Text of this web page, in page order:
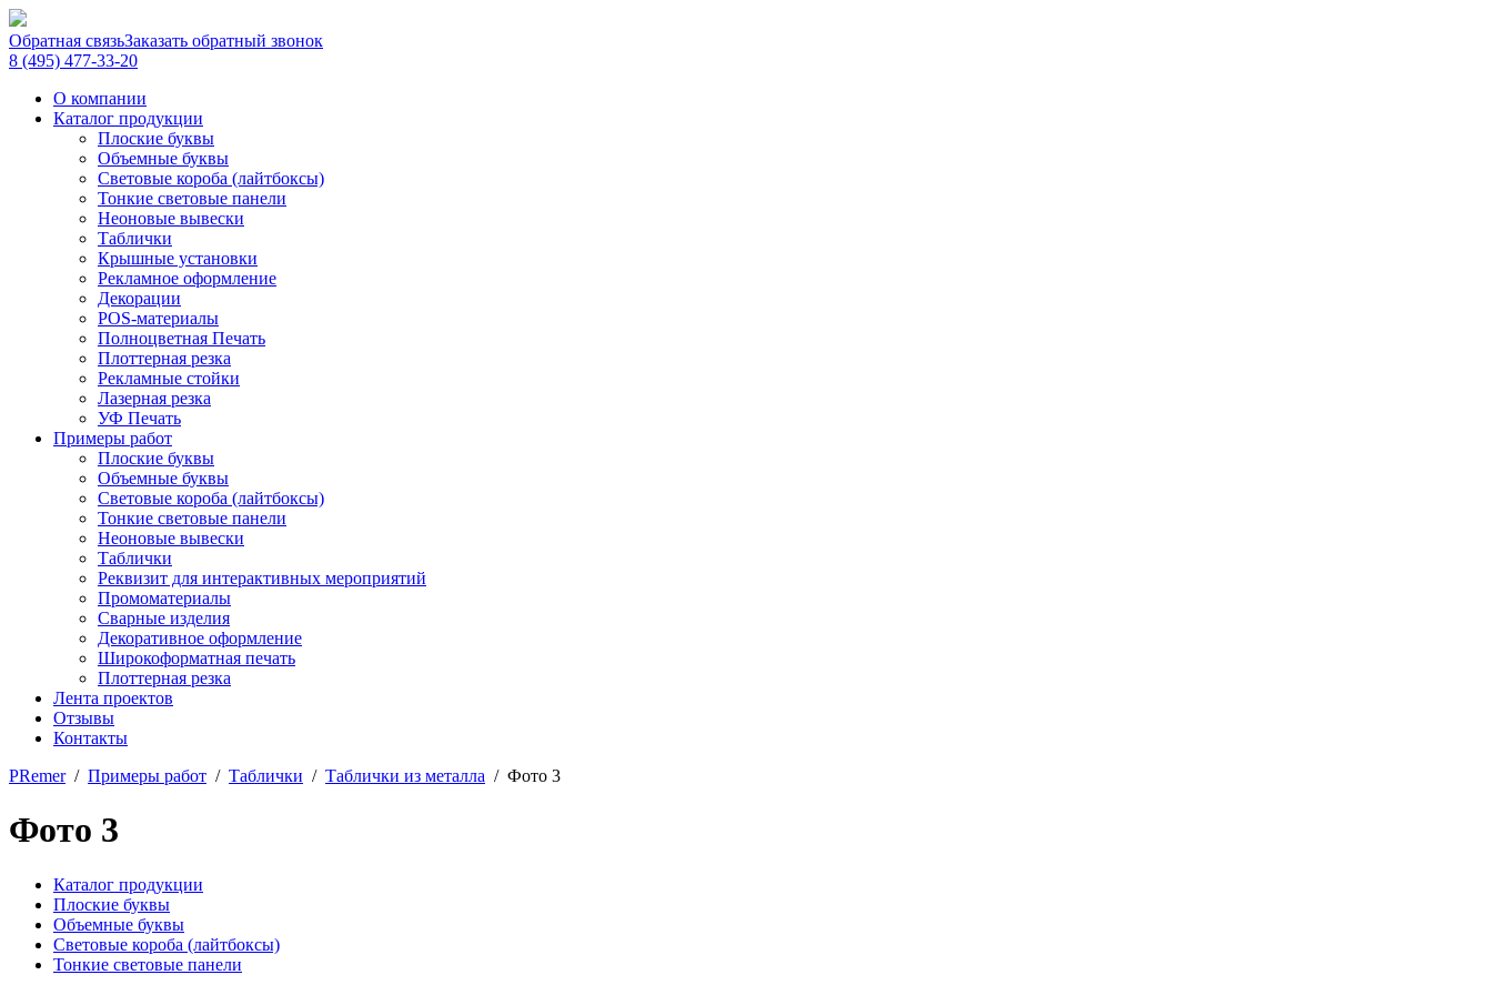
Обратная связьЗаказать обратный звонок
8 (495) 477-33-20
О компании
Каталог продукции
Плоские буквы
Объемные буквы
Световые короба (лайтбоксы)
Тонкие световые панели
Неоновые вывески
Таблички
Крышные установки
Рекламное оформление
Декорации
POS-материалы
Полноцветная Печать
Плоттерная резка
Рекламные стойки
Лазерная резка
УФ Печать
Примеры работ
Плоские буквы
Объемные буквы
Световые короба (лайтбоксы)
Тонкие световые панели
Неоновые вывески
Таблички
Реквизит для интерактивных мероприятий
Промоматериалы
Сварные изделия
Декоративное оформление
Широкоформатная печать
Плоттерная резка
Лента проектов
Отзывы
Контакты
PRemer/ Примеры работ / Таблички / Таблички из металла / Фото 3
Фото 3
Каталог продукции
Плоские буквы
Объемные буквы
Световые короба (лайтбоксы)
Тонкие световые панели